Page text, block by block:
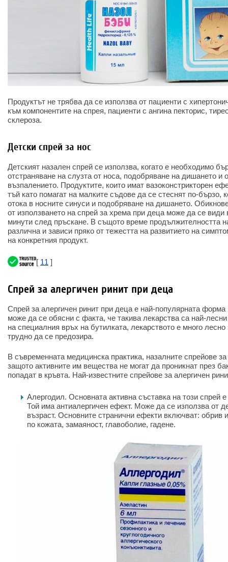
Продуктът не трябва да се използва от пациенти с
към компонентите на спрея, пациенти с ангина пекторис,
склероза.
Детски спрей за нос
Детският назален спрей се използва, когато е необходимо
отстраняване на слузта от носа, подобряване на дишането и
възпалението. Продуктите, които имат вазоконстрикторен
тъй като помагат на малките съдове да се стеснят по-бързо,
отока в носните синуси и подобряване на дишането.
от използването на спрей за хрема при деца може да се види
минути след пръскане. В същото време продължителността
различна и зависи пряко от тежестта на развитието на
на конкретния продукт.
[ 11 ]
Спрей за алергичен ринит при деца
Спрей за алергичен ринит при деца е най-популярната форма
може да се обясни с факта, че такива лекарства са най-
на специалния връх на бутилката, лекарството е много
трудно да се предозира.
В съвременната медицинска практика, назалните спрейове
защото активните им вещества не могат да проникнат през
попадат в кръвта. Най-известните спрейове за алергичен
Алергодил. Основната активна съставка на този спрей
Той има антиалергичен ефект. Може да се използва от
възраст. Основните странични ефекти включват: обрив
по кожата, замаяност, главоболие, гадене.